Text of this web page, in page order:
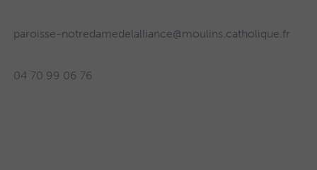
paroisse-notredamedelalliance@moulins.catholique.fr
04 70 99 06 76